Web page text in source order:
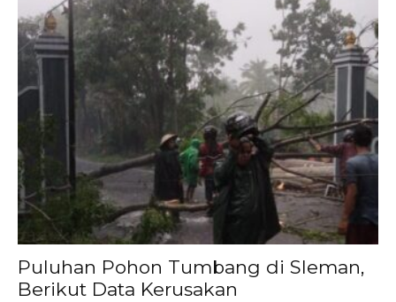
Puluhan Pohon Tumbang di Sleman,
Berikut Data Kerusakan